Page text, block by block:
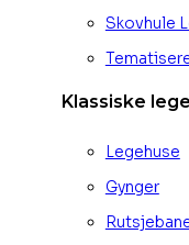
Skovhule
Klassiske lege
Legehuse
Gynger